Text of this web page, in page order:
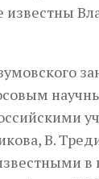
известны
В.